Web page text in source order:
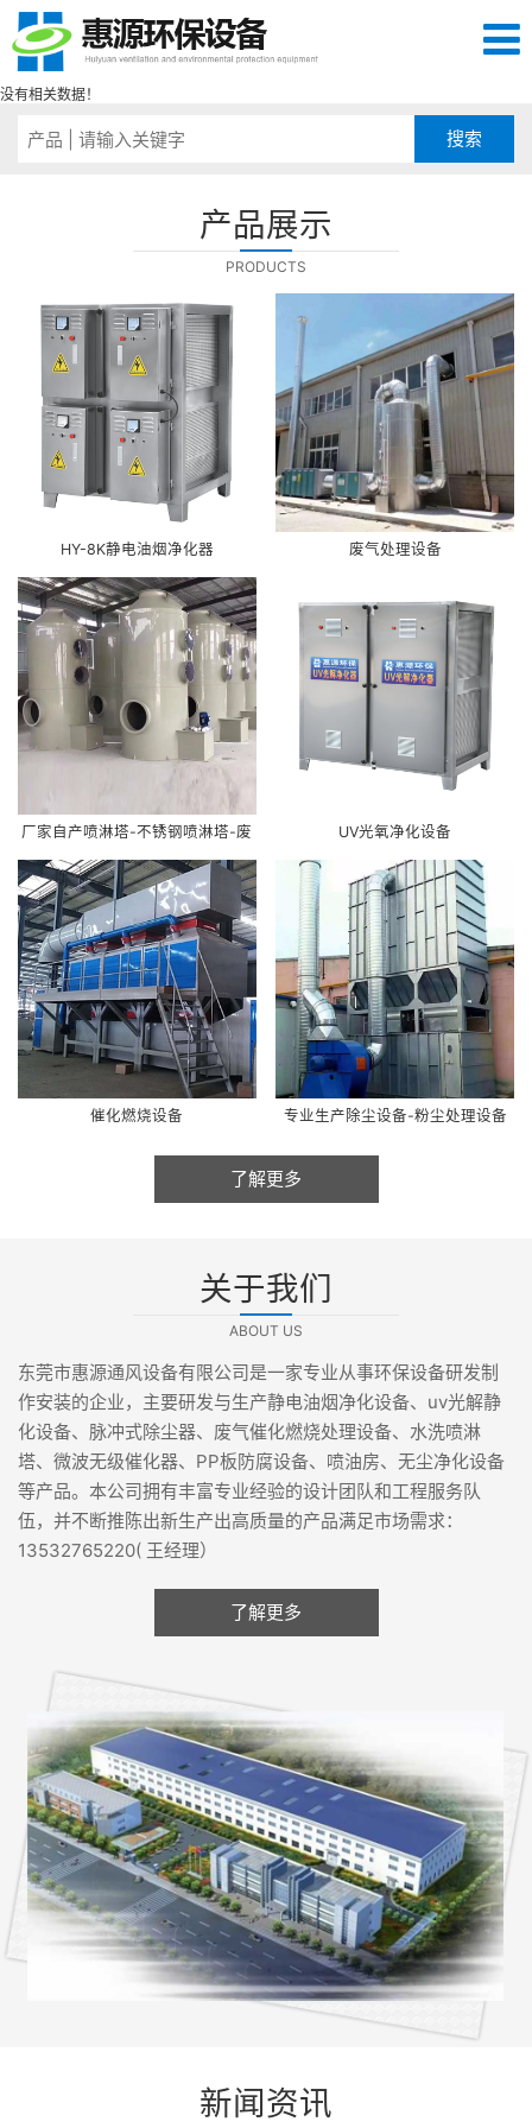
没有相关数据！
产品展示
PRODUCTS
HY-8K静电油烟净化器 废气处理设备
厂家自产喷淋塔-不锈钢喷淋塔-废
气处理工艺-PP喷淋塔
UV光氧净化设备
催化燃烧设备 专业生产除尘设备-粉尘处理设备
了解更多
关于我们
ABOUT US
东莞市惠源通风设备有限公司是一家专业从事环保设备研发制
作安装的企业，主要研发与生产静电油烟净化设备、uv光解静
化设备、脉冲式除尘器、废气催化燃烧处理设备、水洗喷淋
塔、微波无级催化器、PP板防腐设备、喷油房、无尘净化设备
等产品。本公司拥有丰富专业经验的设计团队和工程服务队
伍，并不断推陈出新生产出高质量的产品满足市场需求：
13532765220( 王经理）
了解更多
新闻资讯